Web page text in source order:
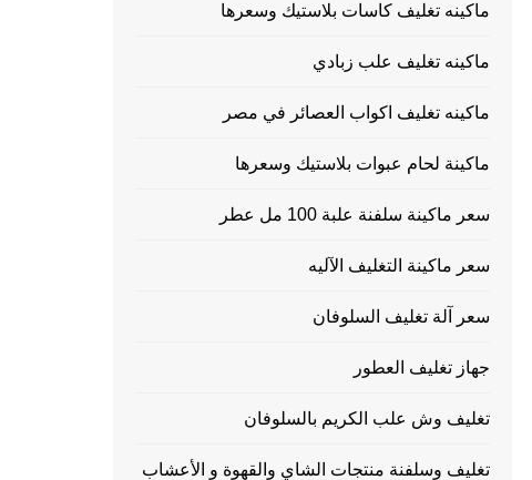
ماكينه تغليف كاسات بلاستيك وسعرها
ماكينه تغليف علب زبادي
ماكينه تغليف اكواب العصائر في مصر
ماكينة لحام عبوات بلاستيك وسعرها
سعر ماكينة سلفنة علبة 100 مل عطر
سعر ماكينة التغليف الآليه
سعر آلة تغليف السلوفان
جهاز تغليف العطور
تغليف وش علب الكريم بالسلوفان
تغليف وسلفنة منتجات الشاي والقهوة و الأعشاب